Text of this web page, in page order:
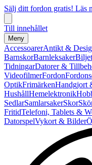
Sälj ditt fordon gratis! Läs
Till innehållet
Meny
AccessoarerAntikt &
BarnskorBarnleksaker
TidningarDatorer &
VideofilmerFordon
OptikFrimärkenHandgjort
HushållHemelektronik
SedlarSamlarsakerSkor
FritidTelefoni, Tablets &
DatorspelVykort & Bilder